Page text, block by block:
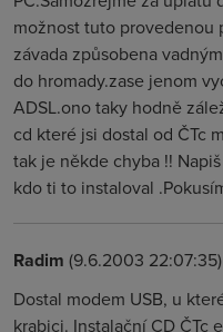
možnost tuto provedenou
závada způsobena
do hromady.zase jenom
ADSL.ono taky hodně
cd které jsi dostal od ČTc
tak je někde chyba !!
kdo ti to instaloval
Radim (9.6.2003 22:07:35)
Dostal modem USB, u
krabici. Instalační CD ČTc